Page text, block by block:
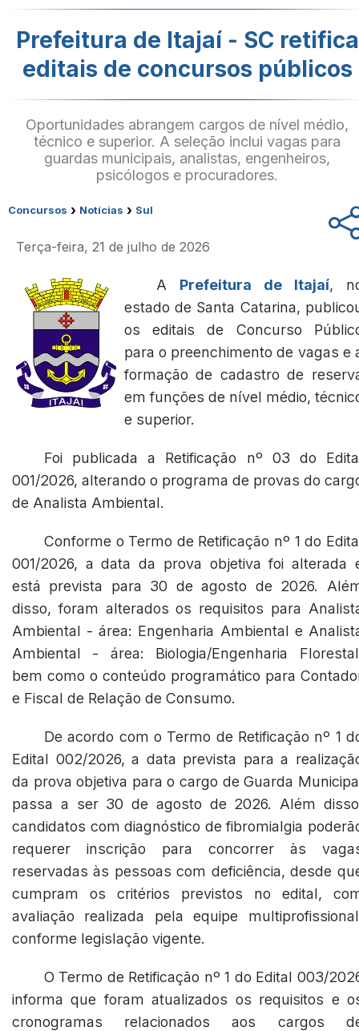
Prefeitura de Itajaí - SC retifica
editais de concursos públicos
Oportunidades abrangem cargos de nível médio,
técnico e superior. A seleção inclui vagas para
guardas municipais, analistas, engenheiros,
psicólogos e procuradores.
Concursos › Notícias › Sul
Terça-feira, 21 de julho de 2026
A Prefeitura de Itajaí,
estado de Santa Catarina,
os editais de Concurso
para o preenchimento de vagas e
formação de cadastro de
em funções de nível médio,
e superior.
Foi publicada a Retificação nº 03 do
001/2026, alterando o programa de provas do
de Analista Ambiental.
Conforme o Termo de Retificação nº 1 do
001/2026, a data da prova objetiva foi alterada
está prevista para 30 de agosto de 2026.
disso, foram alterados os requisitos para
Ambiental - área: Engenharia Ambiental e
Ambiental - área: Biologia/Engenharia
bem como o conteúdo programático para
e Fiscal de Relação de Consumo.
De acordo com o Termo de Retificação nº 1
Edital 002/2026, a data prevista para a
da prova objetiva para o cargo de Guarda
passa a ser 30 de agosto de 2026. Além
candidatos com diagnóstico de fibromialgia
requerer inscrição para concorrer às
reservadas às pessoas com deficiência, desde
cumpram os critérios previstos no edital,
avaliação realizada pela equipe
conforme legislação vigente.
O Termo de Retificação nº 1 do Edital 003/
informa que foram atualizados os requisitos e
cronogramas relacionados aos cargos